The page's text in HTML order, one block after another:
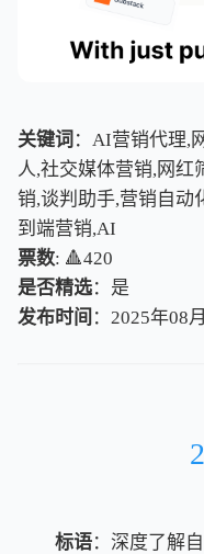
关键词 ：AI营销代理,
人,社交媒体营销,网红
销,谈判助手,营销自动
到端营销,AI
票数: 🔺420
是否精选：是
发布时间 ：2025年08
标语：深度了解